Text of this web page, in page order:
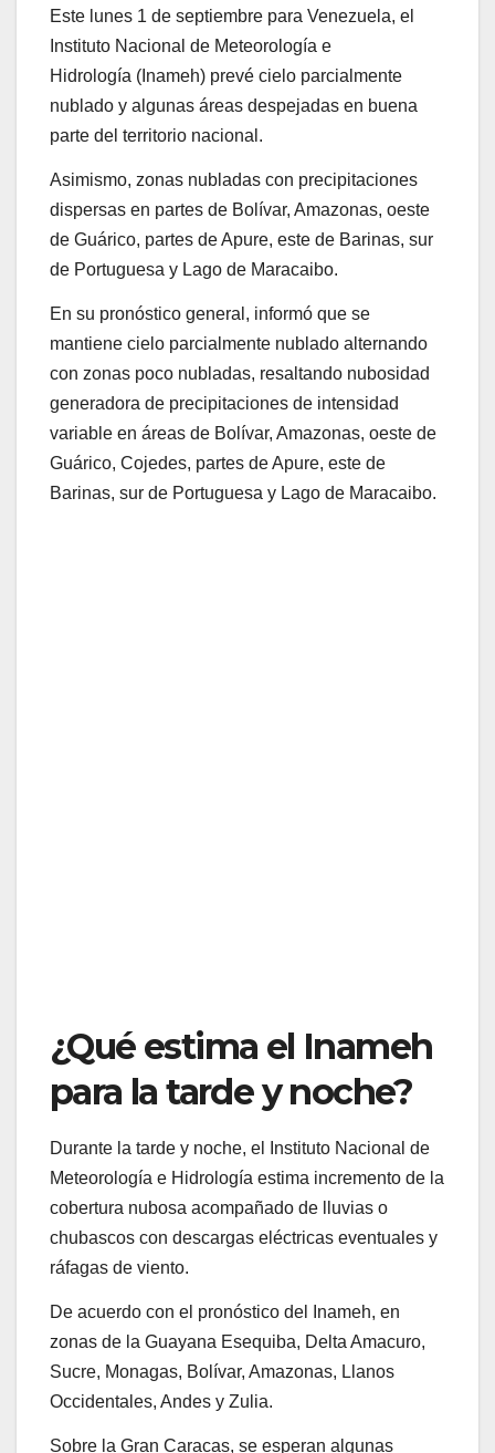
Este lunes 1 de septiembre para Venezuela, el
Instituto Nacional de Meteorología e
Hidrología (Inameh) prevé cielo parcialmente
nublado y algunas áreas despejadas en buena
parte del territorio nacional.
Asimismo, zonas nubladas con precipitaciones
dispersas en partes de Bolívar, Amazonas, oeste
de Guárico, partes de Apure, este de Barinas, sur
de Portuguesa y Lago de Maracaibo.
En su pronóstico general, informó que se
mantiene cielo parcialmente nublado alternando
con zonas poco nubladas, resaltando nubosidad
generadora de precipitaciones de intensidad
variable en áreas de Bolívar, Amazonas, oeste de
Guárico, Cojedes, partes de Apure, este de
Barinas, sur de Portuguesa y Lago de Maracaibo.
¿Qué estima el Inameh
para la tarde y noche?
Durante la tarde y noche, el Instituto Nacional de
Meteorología e Hidrología estima incremento de la
cobertura nubosa acompañado de lluvias o
chubascos con descargas eléctricas eventuales y
ráfagas de viento.
De acuerdo con el pronóstico del Inameh, en
zonas de la Guayana Esequiba, Delta Amacuro,
Sucre, Monagas, Bolívar, Amazonas, Llanos
Occidentales, Andes y Zulia.
Sobre la Gran Caracas, se esperan algunas